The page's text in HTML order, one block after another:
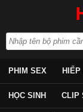
PHIM SEX HIẾP
HỌC SINH CLIP